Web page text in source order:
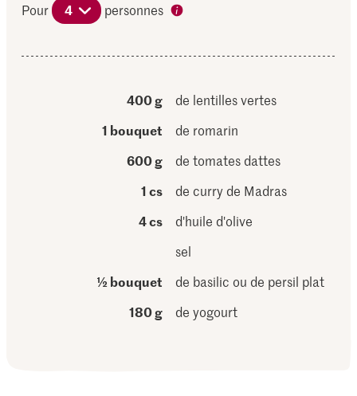
Pour 4 personnes
400 g
de lentilles vertes
1 bouquet
de romarin
600 g
de tomates dattes
1 cs
de curry de Madras
4 cs
d'huile d'olive
sel
½ bouquet
de basilic ou de persil plat
180 g
de yogourt